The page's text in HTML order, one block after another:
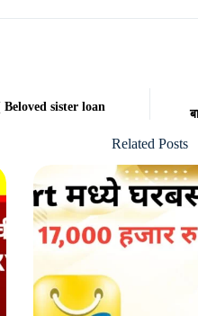
( Beloved sister loan
Related Posts